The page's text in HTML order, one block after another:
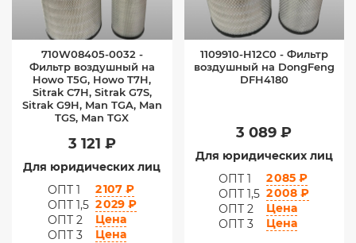
710W08405-0032 -
Фильтр воздушный на
Howo Т5G, Howo T7H,
Sitrak C7H, Sitrak G7S,
Sitrak G9H, Man TGA, Man
TGS, Man TGX
3 121 ₽
Для юридических лиц
ОПТ 1
2 107 ₽
ОПТ 1,5 2 029 ₽
ОПТ 2
Цена
ОПТ 3
Цена
1109910-H12C0 - Фильтр
воздушный на DongFeng
DFH4180
3 089 ₽
Для юридических лиц
ОПТ 1
2 085 ₽
ОПТ 1,5 2 008 ₽
ОПТ 2
Цена
ОПТ 3
Цена